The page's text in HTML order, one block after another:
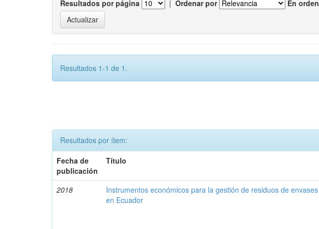
Resultados por página | Ordenar por En orden
Resultados 1-1 de 1.
Resultados por ítem:
Fecha de
publicación
Título
2018
Instrumentos económicos para la gestión de residuos de envases
en Ecuador